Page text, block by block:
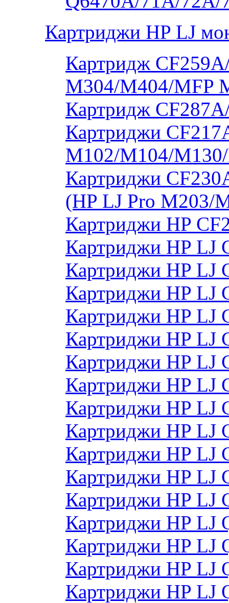
Картриджи HP LJ
Картридж
M304/M404/MFP
Картридж
Картриджи
M102/M104/
Картриджи
(HP LJ Pro M203/
Картриджи HP
Картриджи HP LJ
Картриджи HP LJ
Картриджи HP LJ
Картриджи HP LJ
Картриджи HP LJ
Картриджи HP LJ
Картриджи HP LJ
Картриджи HP LJ
Картриджи HP LJ
Картриджи HP LJ
Картриджи HP LJ
Картриджи HP LJ
Картриджи HP LJ
Картриджи HP LJ
Картриджи HP LJ
Картриджи HP LJ